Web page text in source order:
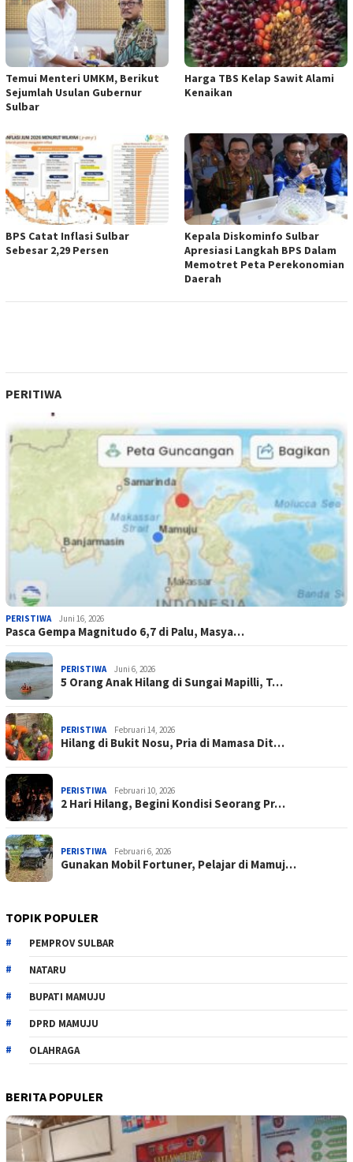
Temui Menteri UMKM, Berikut
Sejumlah Usulan Gubernur
Sulbar
Harga TBS Kelap Sawit Alami
Kenaikan
BPS Catat Inflasi Sulbar
Sebesar 2,29 Persen
Kepala Diskominfo Sulbar
Apresiasi Langkah BPS Dalam
Memotret Peta Perekonomian
Daerah
PERITIWA
PERISTIWA Juni 16, 2026
Pasca Gempa Magnitudo 6,7 di Palu, Masya…
PERISTIWA Juni 6, 2026
5 Orang Anak Hilang di Sungai Mapilli, T…
PERISTIWA Februari 14, 2026
Hilang di Bukit Nosu, Pria di Mamasa Dit…
PERISTIWA Februari 10, 2026
2 Hari Hilang, Begini Kondisi Seorang Pr…
PERISTIWA Februari 6, 2026
Gunakan Mobil Fortuner, Pelajar di Mamuj…
TOPIK POPULER
PEMPROV SULBAR
NATARU
BUPATI MAMUJU
DPRD MAMUJU
OLAHRAGA
BERITA POPULER